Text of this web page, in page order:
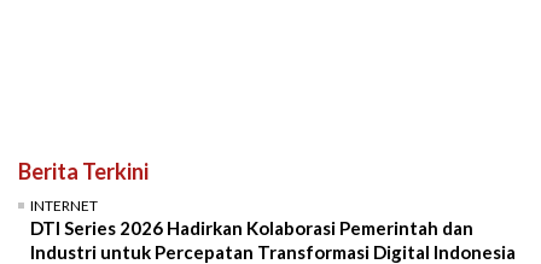
Berita Terkini
INTERNET
DTI Series 2026 Hadirkan Kolaborasi Pemerintah dan
Industri untuk Percepatan Transformasi Digital Indonesia